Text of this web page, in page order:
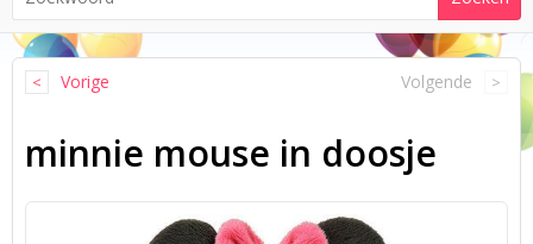
Vorige Volgende
minnie mouse in doosje